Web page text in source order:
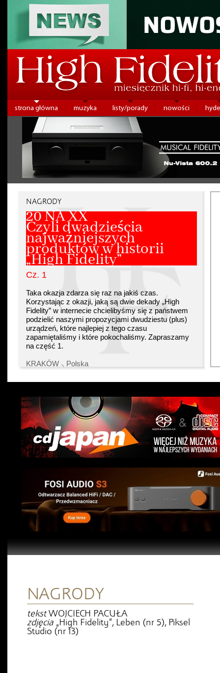
strona główna muzyka listy/porady nowości
NAGRODY
20 NA XX
Czyli dwadzieścia
najważniejszych
produktów w historii
„High Fidelity”
Cz. 1
Taka okazja zdarza się raz na jakiś czas.
Korzystając z okazji, jaką są dwie dekady „High
Fidelity” w internecie chcielibyśmy się z państwem
podzielić naszymi propozycjami dwudziestu (plus)
urządzeń, które najlepiej z tego czasu
zapamiętaliśmy i które pokochaliśmy. Zapraszamy
na część 1.
KRAKÓW ⸜ Polska
NAGRODY
tekstWOJCIECH PACUŁA
zdjęcia „High Fidelity”, Leben (nr 5), Piksel
Studio (nr 13)